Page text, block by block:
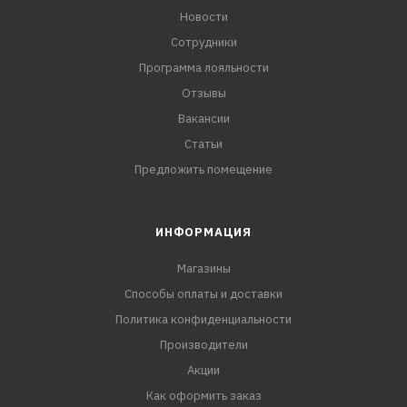
Новости
Сотрудники
Программа лояльности
Отзывы
Вакансии
Статьи
Предложить помещение
ИНФОРМАЦИЯ
Магазины
Способы оплаты и доставки
Политика конфиденциальности
Производители
Акции
Как оформить заказ